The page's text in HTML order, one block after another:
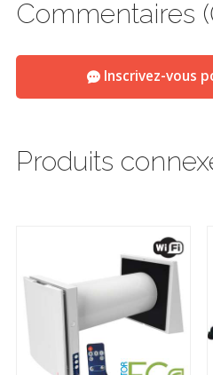
Commentaires
Inscrivez-vous
Produits